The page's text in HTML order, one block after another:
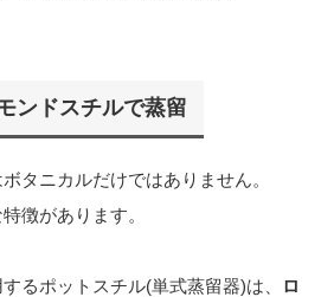
ンドスチルで蒸留
タニカルだけではありません。
徴があります。
るポットスチル(単式蒸留器)は、
ロ